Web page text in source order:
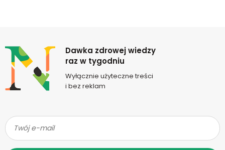
Dawka zdrowej wiedzy
raz w tygodniu
Wyłącznie użyteczne treści
i bez reklam